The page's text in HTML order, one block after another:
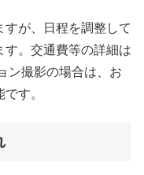
が、日程を調整して
す。交通費等の詳細は
ン撮影の場合は、お
す。